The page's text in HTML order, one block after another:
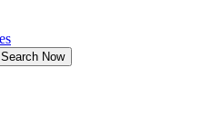
Search Now